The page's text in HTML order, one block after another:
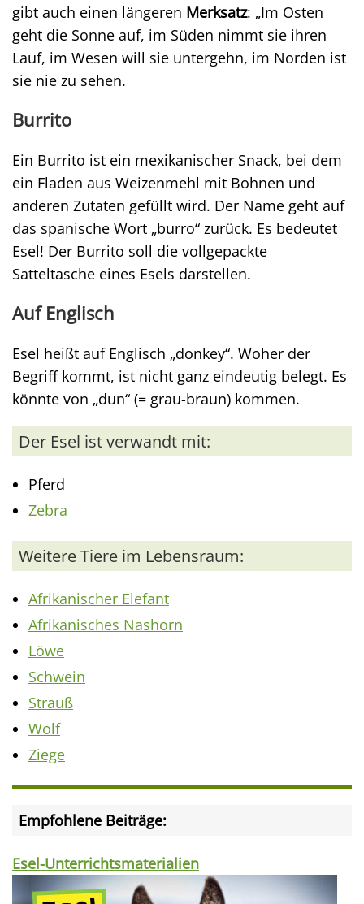
gibt auch einen längeren Merksatz: „Im Osten
geht die Sonne auf, im Süden nimmt sie ihren
Lauf, im Wesen will sie untergehn, im Norden ist
sie nie zu sehen.
Burrito
Ein Burrito ist ein mexikanischer Snack, bei dem
ein Fladen aus Weizenmehl mit Bohnen und
anderen Zutaten gefüllt wird. Der Name geht auf
das spanische Wort „burro“ zurück. Es bedeutet
Esel! Der Burrito soll die vollgepackte
Satteltasche eines Esels darstellen.
Auf Englisch
Esel heißt auf Englisch „donkey“. Woher der
Begriff kommt, ist nicht ganz eindeutig belegt. Es
könnte von „dun“ (= grau-braun) kommen.
Der Esel ist verwandt mit:
Pferd
Zebra
Weitere Tiere im Lebensraum:
Afrikanischer Elefant
Afrikanisches Nashorn
Löwe
Schwein
Strauß
Wolf
Ziege
Empfohlene Beiträge:
Esel-Unterrichtsmaterialien